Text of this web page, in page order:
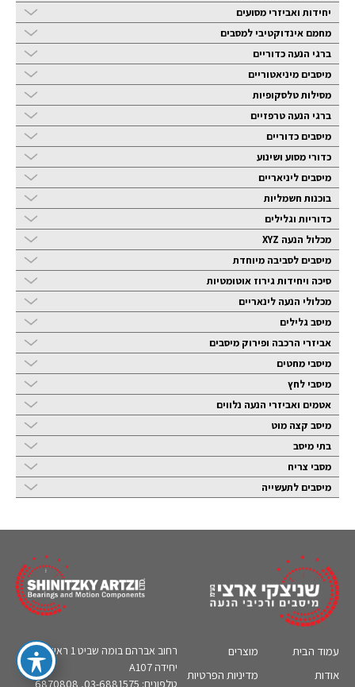
יחידות ואביזרי מסועים
מחמם אינדוקטיבי למסבים
ברגי הנעה כדוריים
מיסבים מיניאטוריים
מסילות טלסקופיות
ברגי הנעה טרפזיים
מיסבים כדוריים
כדורי מסוע ושינוע
מיסבים ליניאריים
בוכנות חשמליות
כדוריות וגלילים
מכלול הנעה XYZ
מיסבים לסביבה מיוחדת
סיכה ויחידות גירוז אוטומטיות
מכלולי הנעה לינאריים
מיסב גלילים
אביזרי הרכבה ופירוק מיסבים
מיסבי מחטים
מיסבי לחץ
אטמים ואביזרי הנעה נלווים
מיסב קצה מוט
בתי מיסב
מסבי צריח
מיסבים לתעשייה
עמוד הבית
מוצרים
אודות
מדיניות הפרטיות
רחוב אברהם בומה שביט 1 ראשון לציון,
יחידה A107
טלפונים: 03-6881575, 6870808